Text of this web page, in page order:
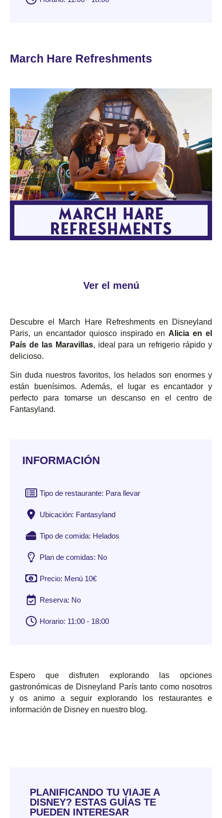
March Hare Refreshments
Ver el menú
Descubre el March Hare Refreshments en Disneyland
Paris, un encantador quiosco inspirado en Alicia en el
País de las Maravillas, ideal para un refrigerio rápido y
delicioso.
Sin duda nuestros favoritos, los helados son enormes y
están buenísimos. Además, el lugar es encantador y
perfecto para tomarse un descanso en el centro de
Fantasyland.
INFORMACIÓN
Tipo de restaurante: Para llevar
Ubicación: Fantasyland
Tipo de comida: Helados
Plan de comidas: No
Precio: Menú 10€
Reserva: No
Horario: 11:00 - 18:00
Espero que disfruten explorando las opciones
gastronómicas de Disneyland París tanto como nosotros
y os animo a seguir explorando los restaurantes e
información de Disney en nuestro blog.
PLANIFICANDO TU VIAJE A
DISNEY? ESTAS GUÍAS TE
PUEDEN INTERESAR